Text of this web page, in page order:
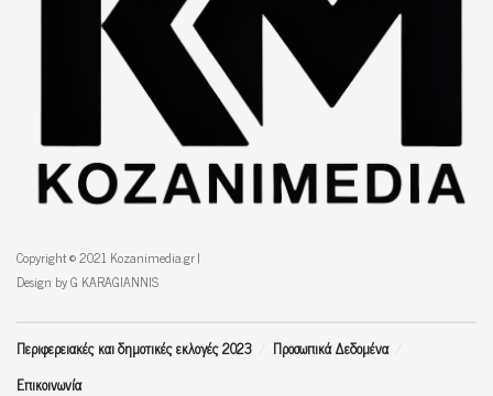
Copyright © 2021 Kozanimedia.gr |
Design by G KARAGIANNIS
Περιφερειακές και δημοτικές εκλογές 2023
Προσωπικά Δεδομένα
Επικοινωνία